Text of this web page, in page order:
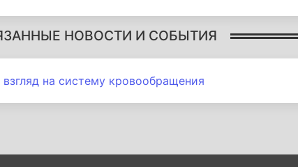
НОВОСТИ И СОБЫТИЯ
на систему кровообращения